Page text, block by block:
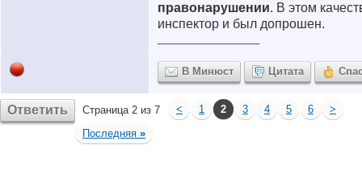
правонарушении. В этом
инспектор и был допрошен.
В Минюст Цитата
Ответить Страница 2 из 7 < 1 2 3 4 5 6
>
Последняя »